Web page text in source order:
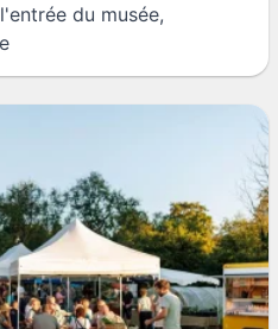
du musée,